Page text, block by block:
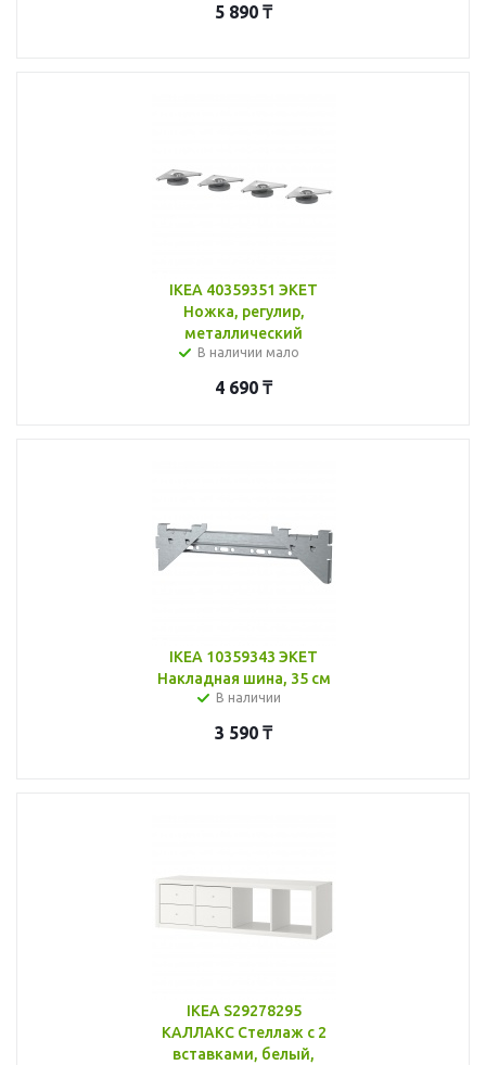
5 890 ₸
IKEA 40359351 ЭКЕТ
Ножка, регулир,
металлический
В наличии мало
4 690 ₸
IKEA 10359343 ЭКЕТ
Накладная шина, 35 см
В наличии
3 590 ₸
IKEA S29278295
КАЛЛАКС Стеллаж с 2
вставками, белый,